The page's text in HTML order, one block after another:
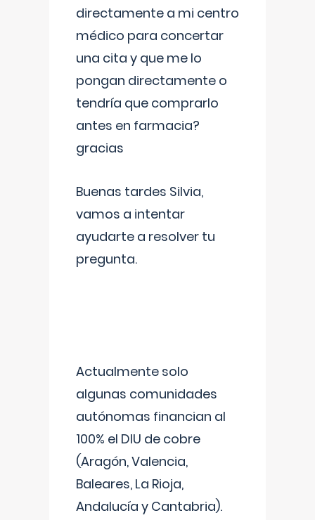
directamente a mi centro
médico para concertar
una cita y que me lo
pongan directamente o
tendría que comprarlo
antes en farmacia?
gracias
Buenas tardes Silvia,
vamos a intentar
ayudarte a resolver tu
pregunta.
Actualmente solo
algunas comunidades
autónomas financian al
100% el DIU de cobre
(Aragón, Valencia,
Baleares, La Rioja,
Andalucía y Cantabria).